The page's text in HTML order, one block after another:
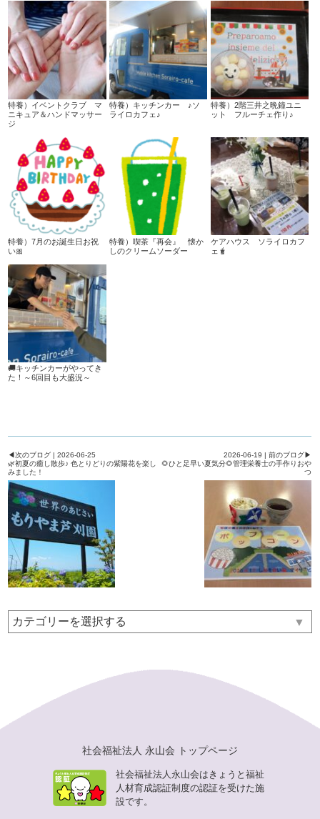
特養）イベントクラブ マ
ニキュア＆ハンドマッサー
ジ
特養）キッチンカー ♪ソ
ライロカフェ♪
特養）2階三井之晩鐘ユニ
ット フルーチェ作り♪
特養）7月のお誕生日お祝
い🎀
特養）喫茶『再会』 懐か
しのクリームソーダー
ケアハウス ソライロカフ
ェ🧋
🚚キッチンカーがやってき
た！～6回目も大盛況～
◀次のブログ | 2026-06-25
🌿初夏の癒し散歩♪ 色とりどりの紫陽花を楽し
みました！
2026-06-19 | 前のブログ▶
🌻ひと足早い夏気分🌻管理栄養士の手作りおや
つ
▼
社会福祉法人 永山会 トップページ
社会福祉法人永山会はきょうと福祉
人材育成認証制度の認証を受けた施
設です。